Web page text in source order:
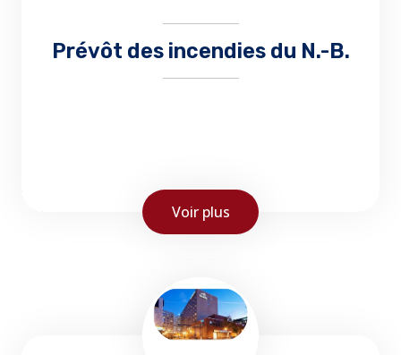
Prévôt des incendies du N.-B.
Le Bureau du prévôt des incendies veille à
l’application des dispositions de la Loi sur la
prévention des incendies, s'occupe de la
Voir plus